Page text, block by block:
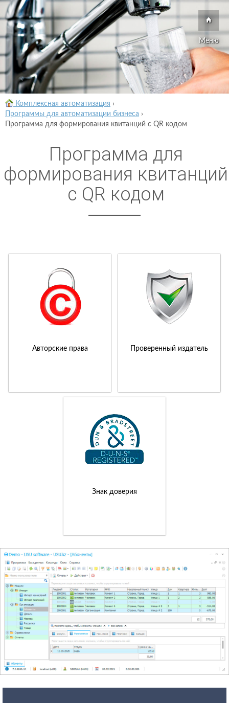
Меню
Комплексная автоматизация ›
Программы для автоматизации бизнеса ›
Программа для формирования квитанций с QR кодом
Программа для
формирования квитанций
с QR кодом
Авторские права Проверенный издатель
Знак доверия